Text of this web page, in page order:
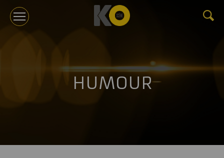
KOTV
HUMOUR